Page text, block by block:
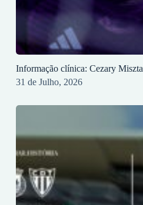
Informação clínica: Cezary Miszta
31 de Julho, 2026